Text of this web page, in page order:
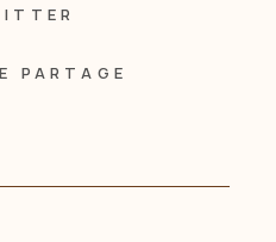
PARTAGE